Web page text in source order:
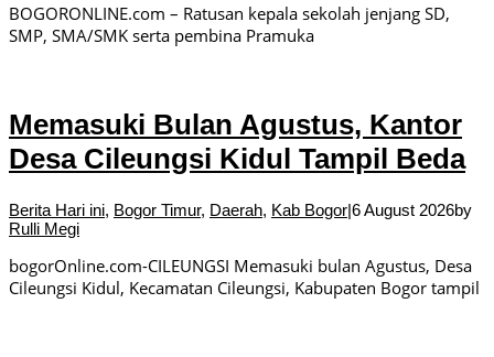
BOGORONLINE.com – Ratusan kepala sekolah jenjang SD,
SMP, SMA/SMK serta pembina Pramuka
Memasuki Bulan Agustus, Kantor
Desa Cileungsi Kidul Tampil Beda
Berita Hari ini, Bogor Timur, Daerah, Kab Bogor|6 August 2026by
Rulli Megi
bogorOnline.com-CILEUNGSI Memasuki bulan Agustus, Desa
Cileungsi Kidul, Kecamatan Cileungsi, Kabupaten Bogor tampil